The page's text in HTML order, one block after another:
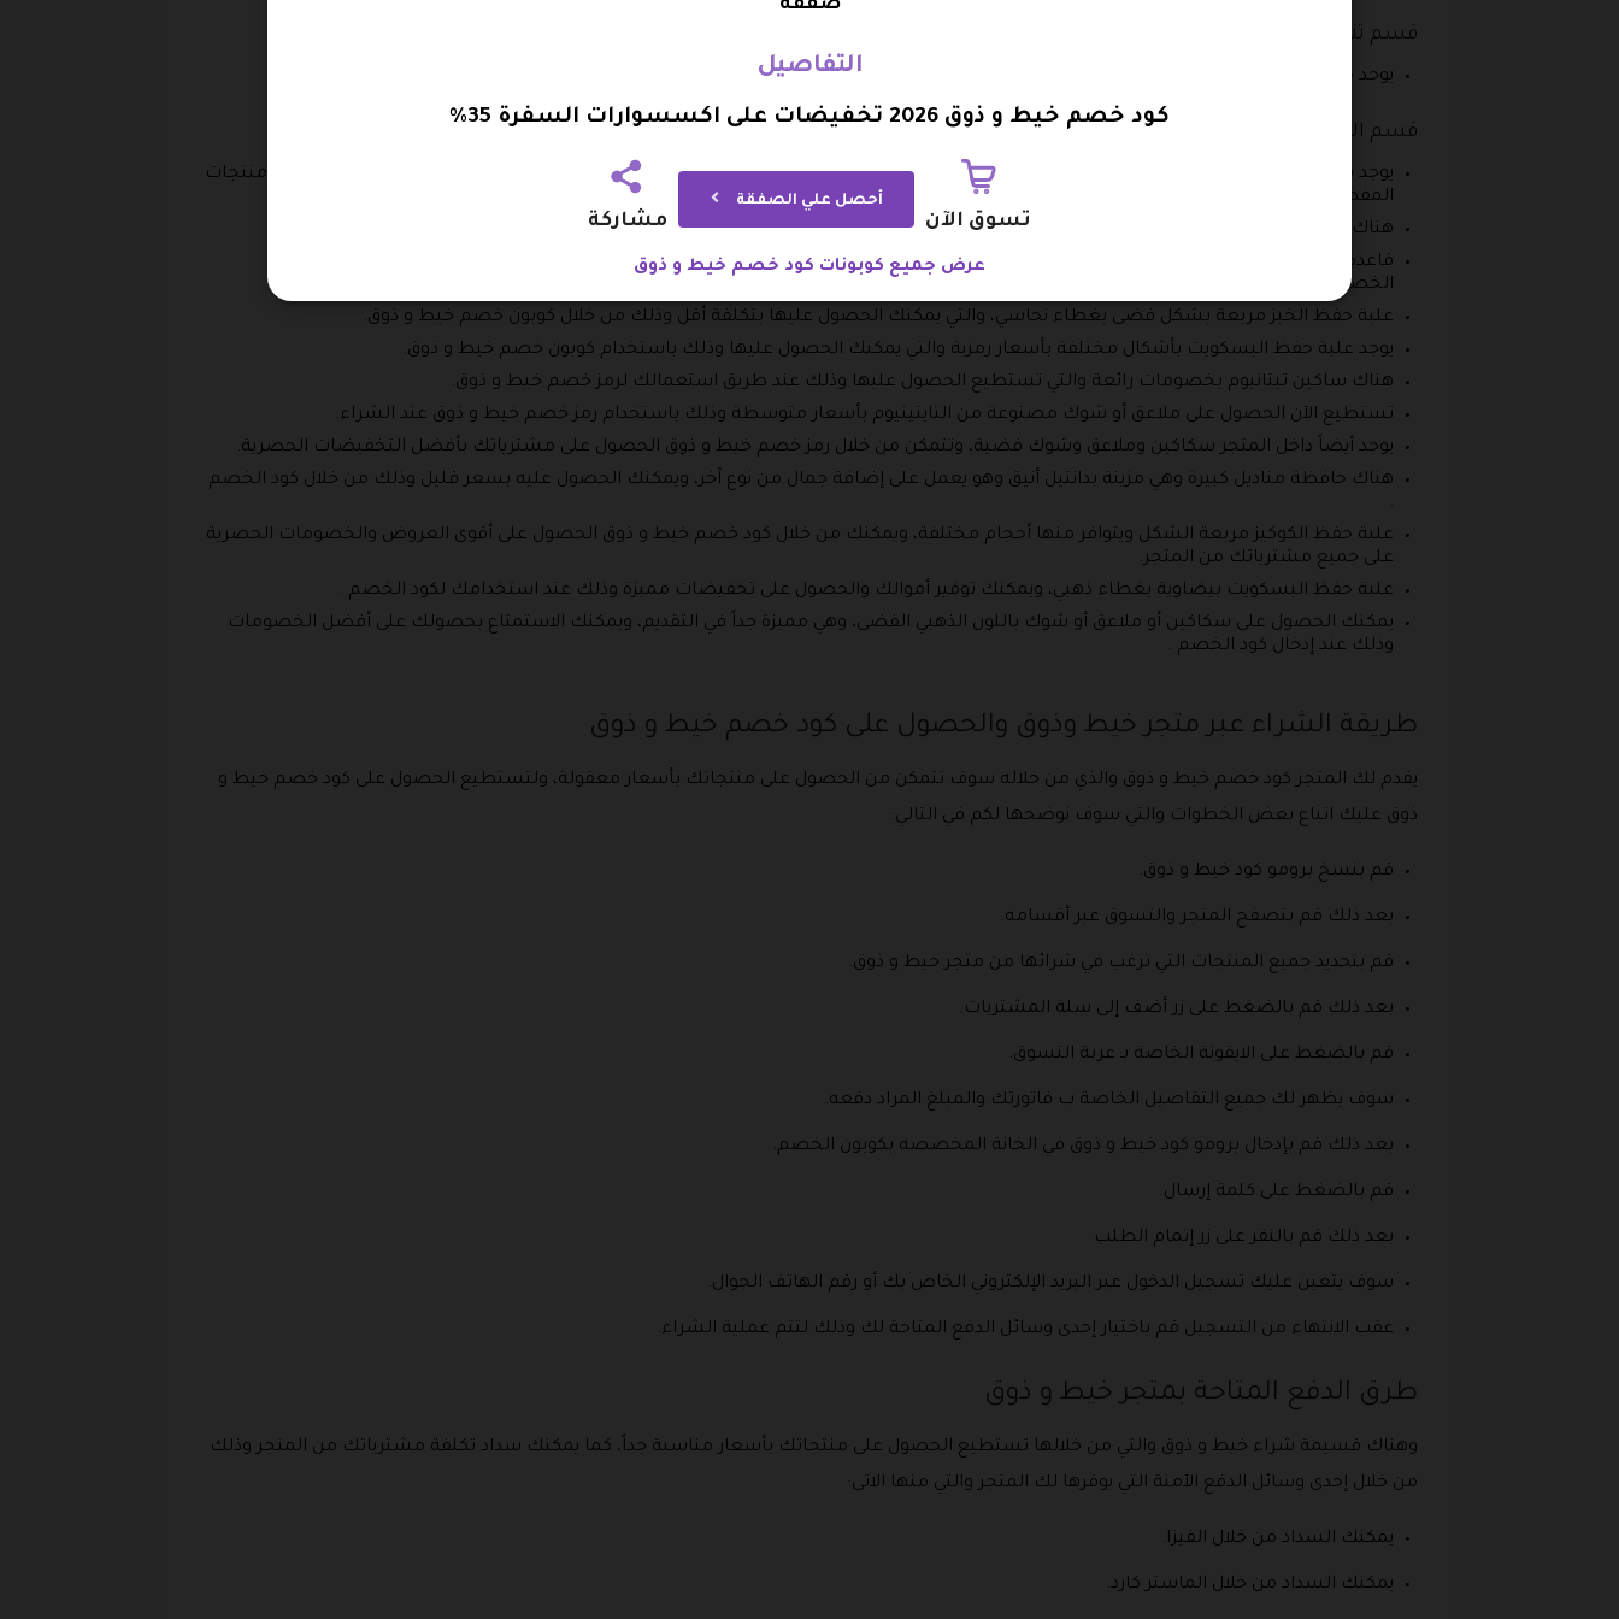
قسم تنسيق الهدايا
يوجد حافظة شخصية والتي يمكنك تصميمها على حسب ذوقك الشخصي بأسعار مميزة، وذلك عند إدخال كود خصم خيط و ذوق.
قسم الإكسسوارات الخاصة بالسفرة
يوجد قاعدة كوب وهو منتج سعودي 100% وهو عبارة عن قاعدة كوب الضيافة بدانتيل دائري، ويمكنك من خلال كود خصم خيط و ذوق الحصول على منتجات
المفضلة من المتجر بنسبة تخفيض إضافية.
هناك أيضاً حافظة مناديل وردي كبير مصنوعة من خامات عالية الجودة، والتي تستطيع الحصول عليها بسعر مغري وذلك من خلال كود الخصم .
قاعدة عزل الحرارة وهي تستخدم كعازل حراري للأوعية ويوجد منها العديد من الأشكال المختلفة، كما أنها مكونة من قاعدة وبيز، استفيد الآن من
الخصومات والعروض الموجودة الآن بالمتجر وذلك باستعمال كود خصم خيط و ذوق عند شراء منتجاتك من المتجر.
علبة حفظ الخبز مربعة بشكل فضى بغطاء نحاسي، والتي يمكنك الحصول عليها بتكلفة أقل وذلك من خلال كوبون خصم خيط و ذوق.
يوجد علبة حفظ البسكويت بأشكال مختلفة بأسعار رمزية والتي يمكنك الحصول عليها وذلك باستخدام كوبون خصم خيط و ذوق.
هناك ساكين تيتانيوم بخصومات رائعة والتي تستطيع الحصول عليها وذلك عند طريق استعمالك لرمز خصم خيط و ذوق.
تستطيع الآن الحصول على ملاعق أو شوك مصنوعة من التايتينيوم بأسعار متوسطة وذلك باستخدام رمز خصم خيط و ذوق عند الشراء.
يوجد أيضاً داخل المتجر سكاكين وملاعق وشوك فضية، وتتمكن من خلال رمز خصم خيط و ذوق الحصول على مشترياتك بأفضل التخفيضات الحصرية.
هناك حافظة مناديل كبيرة وهي مزينة بدانتيل أنيق وهو يعمل على إضافة جمال من نوع آخر، ويمكنك الحصول عليه بسعر قليل وذلك من خلال كود الخصم
.
علبة حفظ الكوكيز مربعة الشكل ويتوافر منها أحجام مختلفة، ويمكنك من خلال كود خصم خيط و ذوق الحصول على أقوى العروض والخصومات الحصرية
على جميع مشترياتك من المتجر.
علبة حفظ البسكويت بيضاوية بغطاء ذهبي، ويمكنك توفير أموالك والحصول على تخفيضات مميزة وذلك عند استخدامك لكود الخصم .
يمكنك الحصول على سكاكين أو ملاعق أو شوك باللون الذهبي الفضى، وهي مميزة جداً في التقديم، ويمكنك الاستمتاع بحصولك على أفضل الخصومات
وذلك عند إدخال كود الخصم .
طريقة الشراء عبر متجر خيط وذوق والحصول على كود خصم خيط و ذوق
يقدم لك المتجر كود خصم خيط و ذوق والذي من خلاله سوف تتمكن من الحصول على منتجاتك بأسعار معقولة، ولتستطيع الحصول على كود خصم خيط و
ذوق عليك اتباع بعض الخطوات والتي سوف نوضحها لكم في التالي:
قم بنسخ برومو كود خيط و ذوق.
بعد ذلك قم بتصفح المتجر والتسوق عبر أقسامه.
قم بتحديد جميع المنتجات التي ترغب في شرائها من متجر خيط و ذوق.
بعد ذلك قم بالضغط على زر أضف إلى سلة المشتريات.
قم بالضغط على الايقونة الخاصة بـ عربة التسوق.
سوف يظهر لك جميع التفاصيل الخاصة ب فاتورتك والمبلغ المراد دفعه.
بعد ذلك قم بإدخال برومو كود خيط و ذوق في الخانة المخصصة بكوبون الخصم.
قم بالضغط على كلمة إرسال.
بعد ذلك قم بالنقر على زر إتمام الطلب
سوف يتعين عليك تسجيل الدخول عبر البريد الإلكتروني الخاص بك أو رقم الهاتف الجوال.
عقب الانتهاء من التسجيل قم باختيار إحدى وسائل الدفع المتاحة لك وذلك لتتم عملية الشراء.
طرق الدفع المتاحة بمتجر خيط و ذوق
وهناك قسيمة شراء خيط و ذوق والتي من خلالها تستطيع الحصول على منتجاتك بأسعار مناسبة جداً، كما يمكنك سداد تكلفة مشترياتك من المتجر وذلك
من خلال إحدى وسائل الدفع الآمنة التي يوفرها لك المتجر والتي منها الاتى:
يمكنك السداد من خلال الفيزا.
يمكنك السداد من خلال الماستر كارد.
التفاصيل
كود خصم خيط و ذوق 2026 تخفيضات على اكسسوارات السفرة 35%
تسوق الآن
أحصل علي الصفقة
مشاركة
عرض جميع كوبونات كود خصم خيط و ذوق